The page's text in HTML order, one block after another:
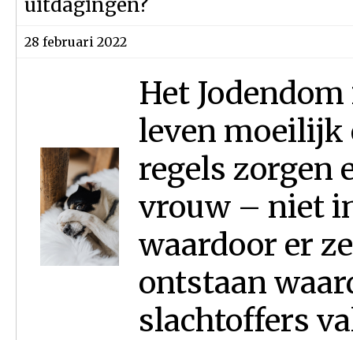
uitdagingen?
28 februari 2022
Het
leven moeilijk
regels zorgen
vrouw – niet
waardoor er
ontstaan
slachtoffers